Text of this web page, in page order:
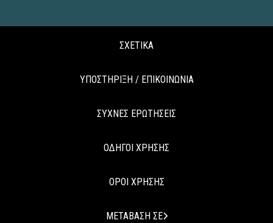
ΣΧΕΤΙΚΑ
ΥΠΟΣΤΗΡΙΞΗ / ΕΠΙΚΟΙΝΩΝΙΑ
ΣΥΧΝΕΣ ΕΡΩΤΗΣΕΙΣ
ΟΔΗΓΟΙ ΧΡΗΣΗΣ
ΟΡΟΙ ΧΡΗΣΗΣ
ΜΕΤΑΒΑΣΗ ΣΕ